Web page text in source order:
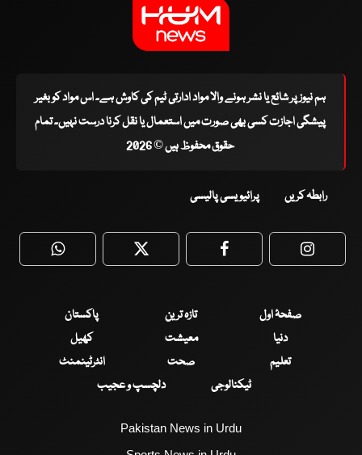
ہم نیوز پر شائع یا نشر ہونے والا مواد ادارتی ٹیم کی کاوش ہے۔ اس مواد کو بغیر
پیشگی اجازت کسی بھی صورت میں استعمال یا نقل کرنا درست نہیں۔ تمام
حقوق محفوظ ہیں © 2026
رابطہ کریں پرائیویسی پالیسی
WhatsApp Twitter Facebook
صفحۂ اول تازہ ترین
پاکستان
دنیا
معیشت
کھیل
تعلیم
صحت
انٹرٹینمنٹ
ٹیکنالوجی
دلچسپ و عجیب
Pakistan News in Urdu